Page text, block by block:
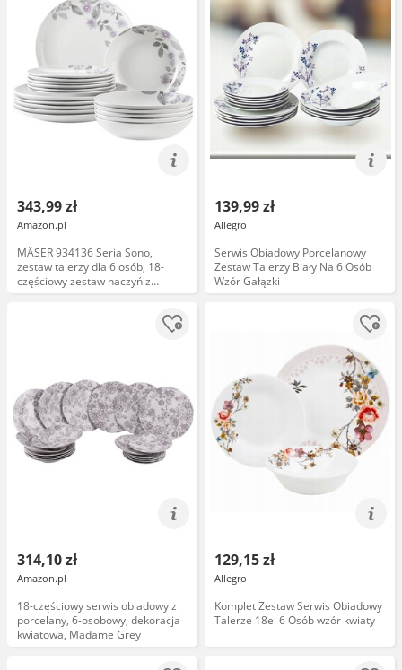
343,99 zł
Amazon.pl
MÄSER 934136 Seria Sono,
zestaw talerzy dla 6 osób, 18-
częściowy zestaw naczyń z
talerzami obiadowymi, talerzami
kwiatowy nadruk, nowoczesny
139,99 zł
Allegro
Serwis Obiadowy Porcelanowy
Zestaw Talerzy Biały Na 6 Osób
Wzór Gałązki
314,10 zł
Amazon.pl
18-częściowy serwis obiadowy z
porcelany, 6-osobowy, dekoracja
kwiatowa, Madame Grey
129,15 zł
Allegro
Komplet Zestaw Serwis Obiadowy
Talerze 18el 6 Osób wzór kwiaty